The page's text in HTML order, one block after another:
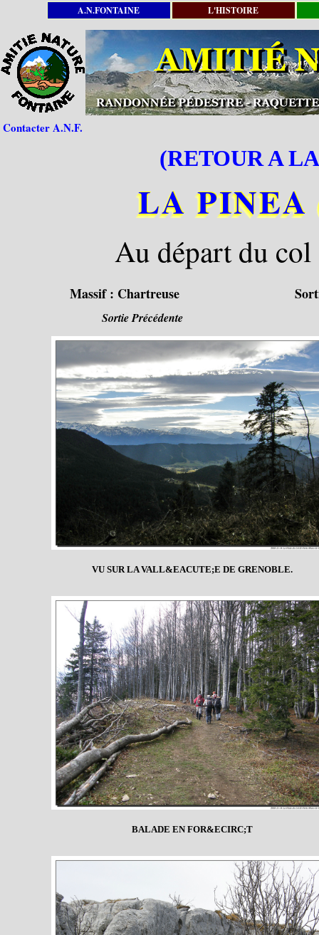
A.N.FONTAINE L'HISTOIRE
Contacter A.N.F.
(RETOUR A
LA PINEA
Au départ du col
Massif : Chartreuse
Sortie Précédente
VU SUR LA VALL&EACUTE;E DE GRENOBLE.
BALADE EN FOR&ECIRC;T